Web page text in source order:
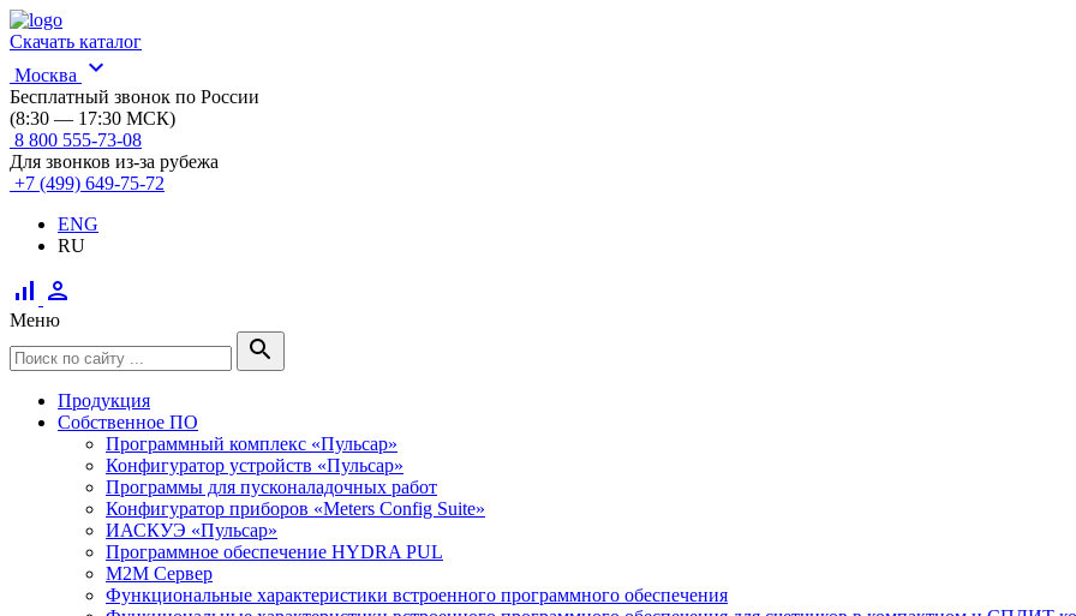
Скачать каталог
Москва
expand_more
Бесплатный звонок по России
(8:30 — 17:30 МСК)
8 800 555-73-08
Для звонков из-за рубежа
+7 (499) 649-75-72
ENG
RU
signal_cellular_alt person
Меню
search
Продукция
Собственное ПО
Программный комплекс «Пульсар»
Конфигуратор устройств «Пульсар»
Программы для пусконаладочных работ
Конфигуратор приборов «Meters Config Suite»
ИАСКУЭ «Пульсар»
Программное обеспечение HYDRA PUL
M2M Сервер
Функциональные характеристики встроенного программного обеспечения